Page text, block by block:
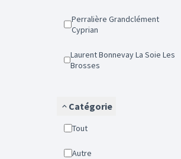
Perralière Grandclément
Cyprian
Laurent Bonnevay La Soie Les
Brosses
Catégorie
Tout
Autre